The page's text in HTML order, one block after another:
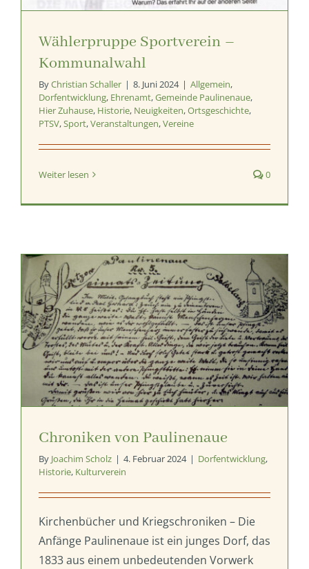
Wählerpruppe Sportverein –
Kommunalwahl
ByChristian Schaller | 8. Juni 2024 | Allgemein,
Dorfentwicklung, Ehrenamt,Gemeinde Paulinenaue,
Hier Zuhause, Historie, Neuigkeiten,Ortsgeschichte,
PTSV,Sport,Veranstaltungen,Vereine
Weiter lesen 0
Chroniken von Paulinenaue
By Joachim Scholz | 4. Februar 2024 | Dorfentwicklung,
Historie, Kulturverein
Kirchenbücher und Kriegschroniken – Die
Anfänge Paulinenaue ist ein junges Dorf, das
1833 aus einem unbedeutenden Vorwerk